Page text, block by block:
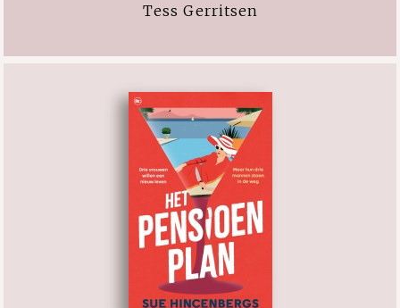
Tess Gerritsen